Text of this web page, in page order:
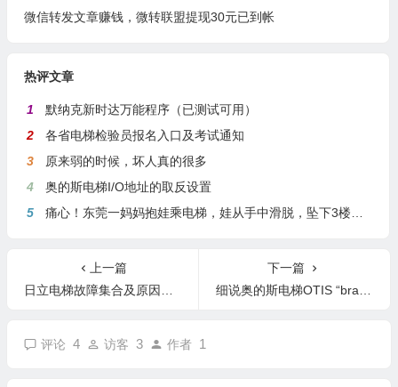
微信转发文章赚钱，微转联盟提现30元已到帐
热评文章
1
默纳克新时达万能程序（已测试可用）
2
各省电梯检验员报名入口及考试通知
3
原来弱的时候，坏人真的很多
4
奥的斯电梯I/O地址的取反设置
5
痛心！东莞一妈妈抱娃乘电梯，娃从手中滑脱，坠下3楼身亡
上一篇
日立电梯故障集合及原因分析
下一篇
细说奥的斯电梯OTIS “brake timeout”故障 抱闸回路的问题
评论 4 访客 3 作者 1